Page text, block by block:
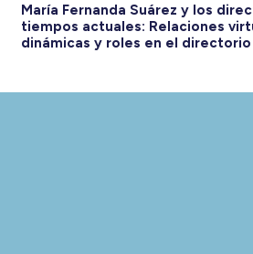
María Fernanda Suárez y los
tiempos actuales: Relaciones
dinámicas y roles en el directorio